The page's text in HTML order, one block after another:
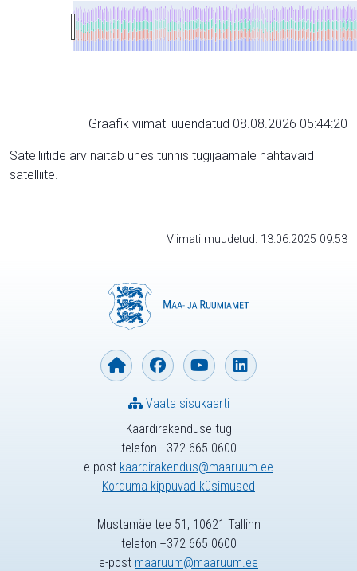
Graafik viimati uuendatud 08.08.2026 05:44:20
Satelliitide arv näitab ühes tunnis tugijaamale nähtavaid
satelliite.
Viimati muudetud: 13.06.2025 09:53
Kaardirakenduse tugi
telefon +372 665 0600
e-post kaardirakendus@maaruum.ee
Korduma kippuvad küsimused
Vaata sisukaarti
Mustamäe tee 51, 10621 Tallinn
telefon +372 665 0600
e-post maaruum@maaruum.ee